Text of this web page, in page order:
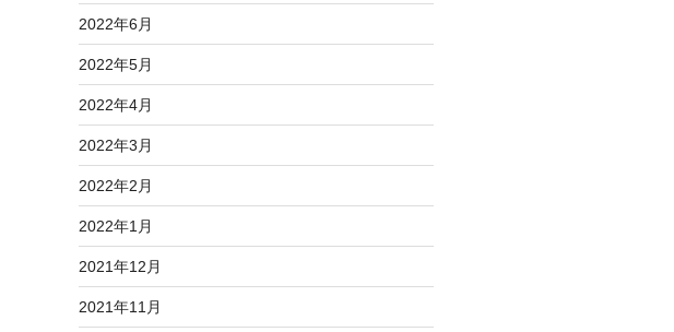
2022年6月
2022年5月
2022年4月
2022年3月
2022年2月
2022年1月
2021年12月
2021年11月